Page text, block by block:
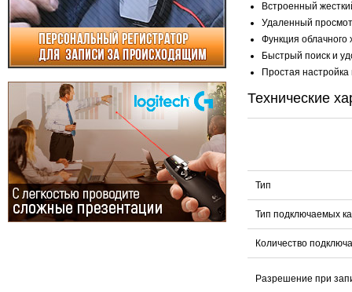
Встроенный
Удаленный
Функция
Быстрый поиск и
Простая
Технические
Тип
Тип подключаемых
Количество
Разрешение при